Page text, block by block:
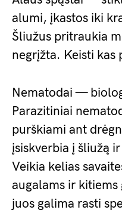
alumi, įkastos iki
Šliužus pritraukia
negrįžta. Keisti kas
Nematodai —
Parazitiniai
purškiami ant
įsiskverbia į šliužą
Veikia kelias
augalams ir
juos galima rasti